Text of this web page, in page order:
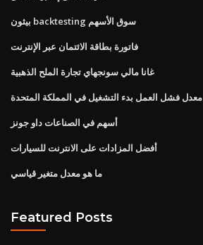
بيثون backtesting سوق الأسهم
فاتورة بطاقة الائتمان عبر الإنترنت
غانا مالي سونجهاي تجارة الملح الذهبية
معدل فشل العمل بدء التشغيل في المملكة المتحدة
أسهم في الصناعات داو جونز
أفضل المزادات على الانترنت للسيارات
ما هو معدل متغير قياسي
Featured Posts